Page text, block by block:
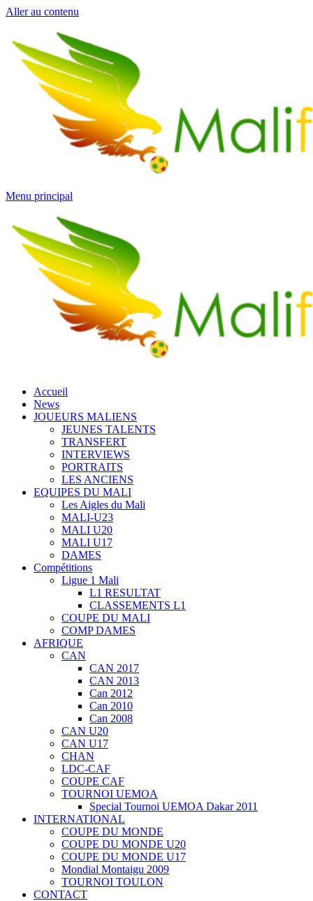
Aller au contenu
Menu principal
Accueil
News
JOUEURS MALIENS
JEUNES TALENTS
TRANSFERT
INTERVIEWS
PORTRAITS
LES ANCIENS
EQUIPES DU MALI
Les Aigles du Mali
MALI-U23
MALI U20
MALI U17
DAMES
Compétitions
Ligue 1 Mali
L1 RESULTAT
CLASSEMENTS L1
COUPE DU MALI
COMP DAMES
AFRIQUE
CAN
CAN 2017
CAN 2013
Can 2012
Can 2010
Can 2008
CAN U20
CAN U17
CHAN
LDC-CAF
COUPE CAF
TOURNOI UEMOA
Special Tournoi UEMOA Dakar 2011
INTERNATIONAL
COUPE DU MONDE
COUPE DU MONDE U20
COUPE DU MONDE U17
Mondial Montaigu 2009
TOURNOI TOULON
CONTACT